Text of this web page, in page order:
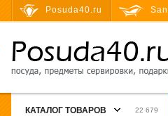
Posuda40.ru
КАТАЛОГ ТОВАРОВ 22 679